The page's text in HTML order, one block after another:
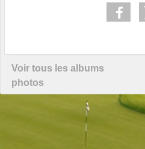
Voir tous les albums
photos